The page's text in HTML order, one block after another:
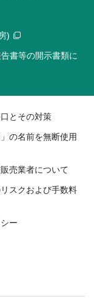
)
書等の開示書類に
とその対策
」の名前を無断使用
売業者について
スクおよび手数料
ー